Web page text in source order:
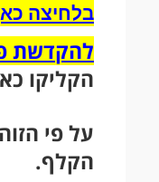
בלחיצה
להקדשת
הקליקו
על פי
הקלף.